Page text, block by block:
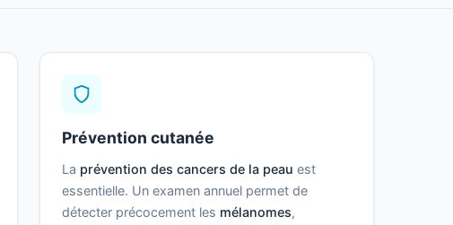
Prévention cutanée
La prévention des cancers de la peau est
essentielle. Un examen annuel permet de
détecter précocement les mélanomes,